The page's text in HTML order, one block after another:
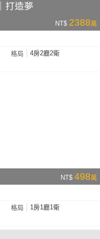
打造夢
NT$ 2388萬
格局
4房2廳2衛
NT$ 498萬
格局
1房1廳1衛